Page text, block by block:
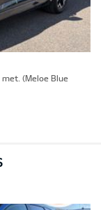
met. (Meloe Blue